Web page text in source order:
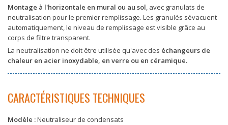
Montage à l'horizontale en mural ou au sol, avec granulats de
neutralisation pour le premier remplissage. Les granulés sévacuent
automatiquement, le niveau de remplissage est visible grâce au
corps de filtre transparent.
La neutralisation ne doit être utilisée qu'avec des échangeurs de
chaleur en acier inoxydable, en verre ou en céramique.
CARACTÉRISTIQUES TECHNIQUES
Modèle :Neutraliseur de condensats